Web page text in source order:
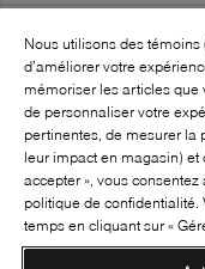
BROWNS SHOES INC. TOUS
RÉSERVÉS
SUIVEZ-NOUS!:
Nous utilisons des
d’améliorer votre
mémoriser les articles que
de personnaliser votre
pertinentes, de mesurer la
leur impact en magasin) et
accepter », vous
politique de confidentialité.
temps en cliquant sur «